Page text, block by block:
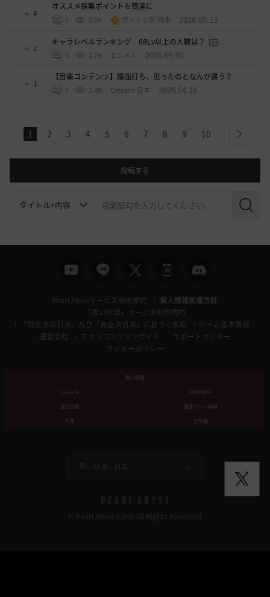
4
オススメ採集ポイントを簡潔に
1 3.5K ザンナック-日本 2026.05.13
2
キャラレベルランキング 68Lv以上の人数は？
0 3.7K エレメル 2026.05.02
1
【音楽コンテンツ】譜面打ち、思ったのとなんか違う？
0 3.4K Crecent-日本 2026.04.28
1 2 3 4 5 6 7 8 9 10 next
投稿する
検
Pearl Abyssサービス利用規約
個人情報処理方針
「黒い砂漠」サービス利用規約
「特定商取引法」及び「資金決済法」に基づく表記
ゲーム基本情報
運営会社
ファンコンテンツガイド
サポートセンター
クッキーポリシー
黒い砂漠
ジャンル
MMORPG
課金形態
基本プレイ無料
対象
全年齢
黒い砂漠 - 日本
© Pearl Abyss Corp. All Rights Reserved.